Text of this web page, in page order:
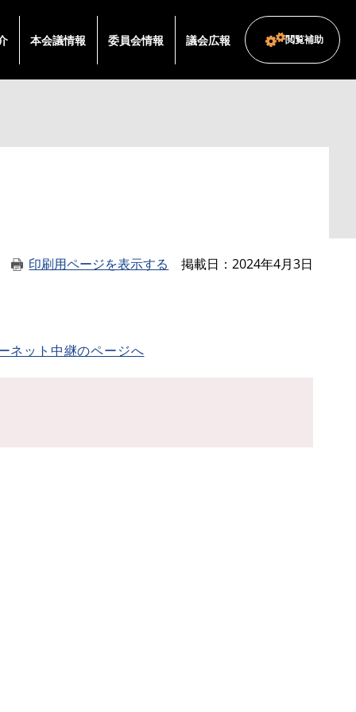
本会議情報 委員会情報 議会広報 閲覧補助
印刷用ページを表示する 掲載日 2024年4月3日
ネット中継のページへ